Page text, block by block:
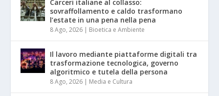
Carceri italiane al collasso:
sovraffollamento e caldo trasformano
l’estate in una pena nella pena
8 Ago, 2026 | Bioetica e Ambiente
Il lavoro mediante piattaforme digitali tra
trasformazione tecnologica, governo
algoritmico e tutela della persona
8 Ago, 2026 | Media e Cultura